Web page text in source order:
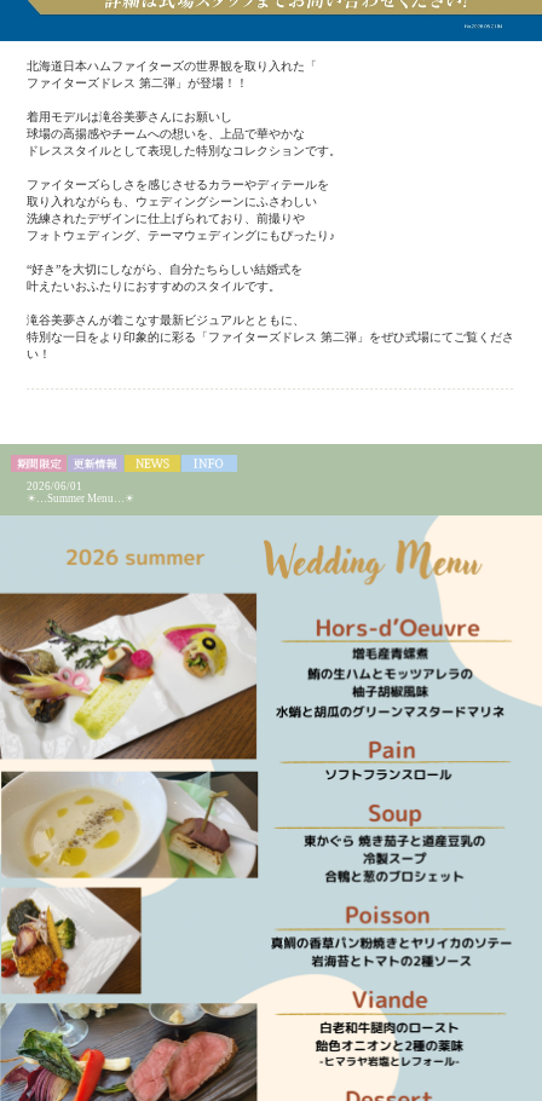
北海道日本ハムファイターズの世界観を取り入れた「
ファイターズドレス 第二弾」が登場！！
着用モデルは滝谷美夢さんにお願いし
球場の高揚感やチームへの想いを、上品で華やかな
ドレススタイルとして表現した特別なコレクションです。
ファイターズらしさを感じさせるカラーやディテールを
取り入れながらも、ウェディングシーンにふさわしい
洗練されたデザインに仕上げられており、前撮りや
フォトウェディング、テーマウェディングにもぴったり♪
“好き”を大切にしながら、自分たちらしい結婚式を
叶えたいおふたりにおすすめのスタイルです。
滝谷美夢さんが着こなす最新ビジュアルとともに、
特別な一日をより印象的に彩る「ファイターズドレス 第二弾」をぜひ式場にてご覧くださ
い！
2026/06/01
☀…Summer Menu…☀